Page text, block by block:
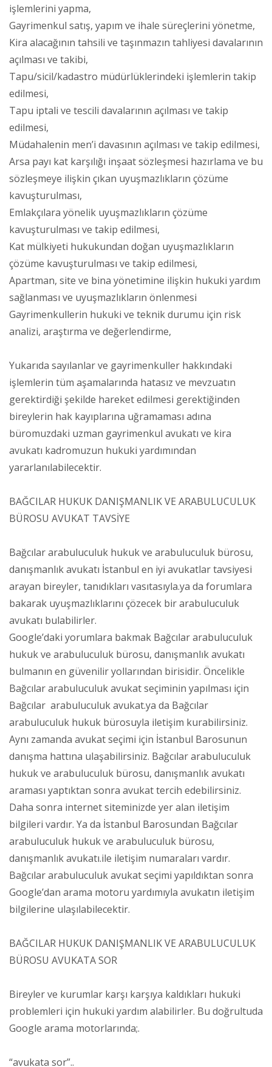
işlemlerini yapma,
Gayrimenkul satış, yapım ve ihale süreçlerini yönetme,
Kira alacağının tahsili ve taşınmazın tahliyesi davalarının
açılması ve takibi,
Tapu/sicil/kadastro müdürlüklerindeki işlemlerin takip
edilmesi,
Tapu iptali ve tescili davalarının açılması ve takip
edilmesi,
Müdahalenin men’i davasının açılması ve takip edilmesi,
Arsa payı kat karşılığı inşaat sözleşmesi hazırlama ve bu
sözleşmeye ilişkin çıkan uyuşmazlıkların çözüme
kavuşturulması,
Emlakçılara yönelik uyuşmazlıkların çözüme
kavuşturulması ve takip edilmesi,
Kat mülkiyeti hukukundan doğan uyuşmazlıkların
çözüme kavuşturulması ve takip edilmesi,
Apartman, site ve bina yönetimine ilişkin hukuki yardım
sağlanması ve uyuşmazlıkların önlenmesi
Gayrimenkullerin hukuki ve teknik durumu için risk
analizi, araştırma ve değerlendirme,
Yukarıda sayılanlar ve gayrimenkuller hakkındaki
işlemlerin tüm aşamalarında hatasız ve mevzuatın
gerektirdiği şekilde hareket edilmesi gerektiğinden
bireylerin hak kayıplarına uğramaması adına
büromuzdaki uzman gayrimenkul avukatı ve kira
avukatı kadromuzun hukuki yardımından
yararlanılabilecektir.
BAĞCILAR HUKUK DANIŞMANLIK VE ARABULUCULUK
BÜROSU AVUKAT TAVSİYE
Bağcılar arabuluculuk hukuk ve arabuluculuk bürosu,
danışmanlık avukatı İstanbul en iyi avukatlar tavsiyesi
arayan bireyler, tanıdıkları vasıtasıyla.ya da forumlara
bakarak uyuşmazlıklarını çözecek bir arabuluculuk
avukatı bulabilirler.
Google’daki yorumlara bakmak Bağcılar arabuluculuk
hukuk ve arabuluculuk bürosu, danışmanlık avukatı
bulmanın en güvenilir yollarından birisidir. Öncelikle
Bağcılar arabuluculuk avukat seçiminin yapılması için
Bağcılar arabuluculuk avukat.ya da Bağcılar
arabuluculuk hukuk bürosuyla iletişim kurabilirsiniz.
Aynı zamanda avukat seçimi için İstanbul Barosunun
danışma hattına ulaşabilirsiniz. Bağcılar arabuluculuk
hukuk ve arabuluculuk bürosu, danışmanlık avukatı
araması yaptıktan sonra avukat tercih edebilirsiniz.
Daha sonra internet siteminizde yer alan iletişim
bilgileri vardır. Ya da İstanbul Barosundan Bağcılar
arabuluculuk hukuk ve arabuluculuk bürosu,
danışmanlık avukatı.ile iletişim numaraları vardır.
Bağcılar arabuluculuk avukat seçimi yapıldıktan sonra
Google’dan arama motoru yardımıyla avukatın iletişim
bilgilerine ulaşılabilecektir.
BAĞCILAR HUKUK DANIŞMANLIK VE ARABULUCULUK
BÜROSU AVUKATA SOR
Bireyler ve kurumlar karşı karşıya kaldıkları hukuki
problemleri için hukuki yardım alabilirler. Bu doğrultuda
Google arama motorlarında;.
“avukata sor”..